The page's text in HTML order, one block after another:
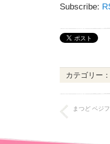
レ
ヤ
ー
Subscribe:
カテゴリー：
まつど ベジ